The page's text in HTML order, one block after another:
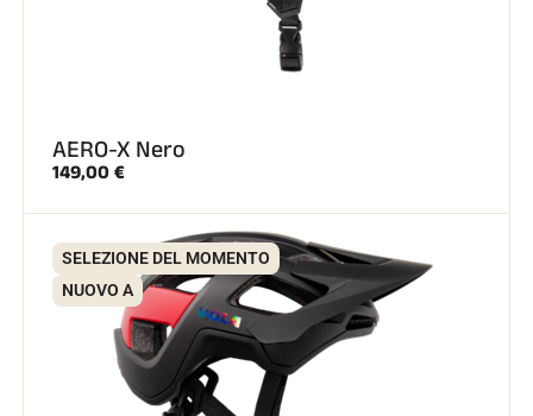
AERO-X Nero
149,00 €
SELEZIONE DEL MOMENTO
NUOVO A